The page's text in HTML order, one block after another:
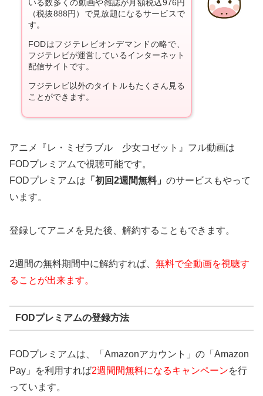
いる数多くの動画や雑誌が月額税込976円
（税抜888円）で見放題になるサービスで
す。
FODはフジテレビオンデマンドの略で、
フジテレビが運営しているインターネット
配信サイトです。
フジテレビ以外のタイトルもたくさん見る
ことができます。
アニメ『レ・ミゼラブル 少女コゼット』フル動画は
FODプレミアムで視聴可能です。
FODプレミアムは 「初回2週間無料」 のサービスもやって
います。
登録してアニメを見た後、解約することもできます。
2週間の無料期間中に解約すれば、 無料で全動画を視聴す
ることが出来ます。
FODプレミアムの登録方法
FODプレミアムは、「Amazonアカウント」の「Amazon
Pay」を利用すれば2週間間無料になるキャンペーンを行
っています。